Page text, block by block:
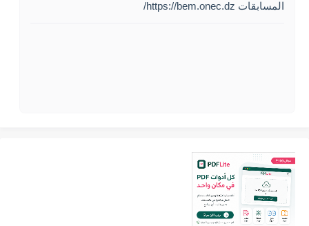
المسابقات https://bem.onec.dz/